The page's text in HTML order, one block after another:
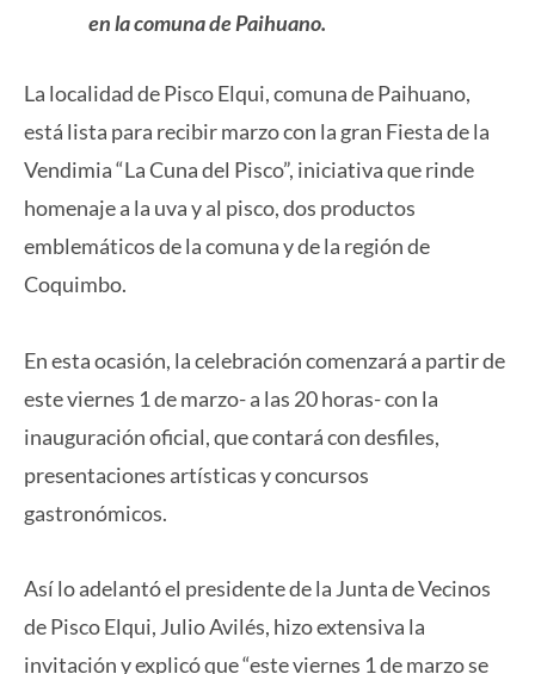
en la comuna de Paihuano.
La localidad de Pisco Elqui, comuna de Paihuano,
está lista para recibir marzo con la gran Fiesta de la
Vendimia “La Cuna del Pisco”, iniciativa que rinde
homenaje a la uva y al pisco, dos productos
emblemáticos de la comuna y de la región de
Coquimbo.
En esta ocasión, la celebración comenzará a partir de
este viernes 1 de marzo- a las 20 horas- con la
inauguración oficial, que contará con desfiles,
presentaciones artísticas y concursos
gastronómicos.
Así lo adelantó el presidente de la Junta de Vecinos
de Pisco Elqui, Julio Avilés, hizo extensiva la
invitación y explicó que “este viernes 1 de marzo se